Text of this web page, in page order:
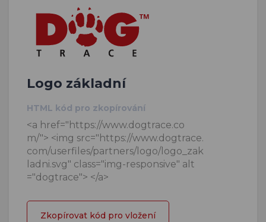
Logo základní
HTML kód pro zkopírování
<a href="https://www.dogtrace.co
m/"> <img src="https://www.dogtrace.
com/userfiles/partners/logo/logo_zak
ladni.svg" class="img-responsive" alt
="dogtrace"> </a>
Zkopírovat kód pro vložení